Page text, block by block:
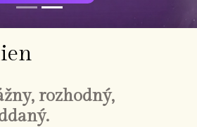
rozhodný,